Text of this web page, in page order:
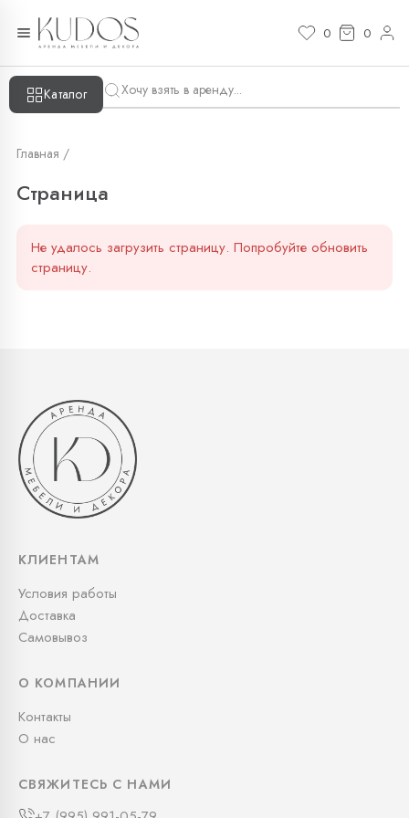
0 0
Каталог
Главная /
Страница
Не удалось загрузить страницу. Попробуйте обновить
страницу.
КЛИЕНТАМ
Условия работы
Доставка
Самовывоз
О КОМПАНИИ
Контакты
О нас
СВЯЖИТЕСЬ С НАМИ